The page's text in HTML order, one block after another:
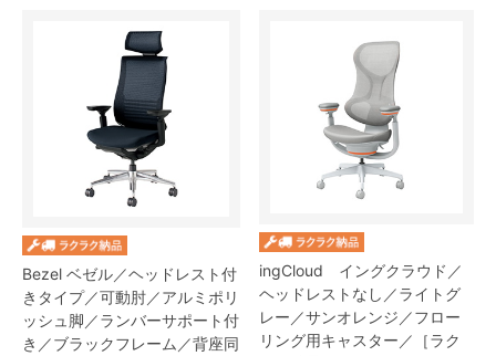
Bezel ベゼル／ヘッドレスト付
きタイプ／可動肘／アルミポリ
ッシュ脚／ランバーサポート付
き／ブラックフレーム／背座同
ingCloud イングクラウド／
ヘッドレストなし／ライトグ
レー／サンオレンジ／フロー
リング用キャスター／［ラク